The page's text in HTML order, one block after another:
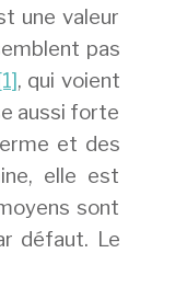
une valeur
pas
, qui voient
aussi forte
et des
elle est
sont
défaut. Le